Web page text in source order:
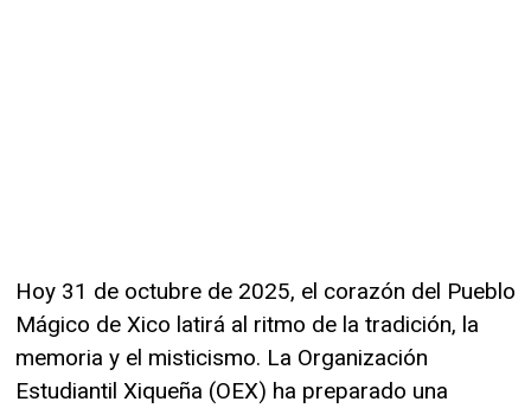
Hoy 31 de octubre de 2025, el corazón del Pueblo
Mágico de Xico latirá al ritmo de la tradición, la
memoria y el misticismo. La Organización
Estudiantil Xiqueña (OEX) ha preparado una